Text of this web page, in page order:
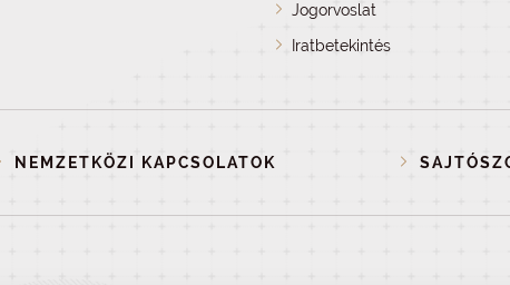
Jogorvoslat
Iratbetekintés
NEMZETKÖZI KAPCSOLATOK